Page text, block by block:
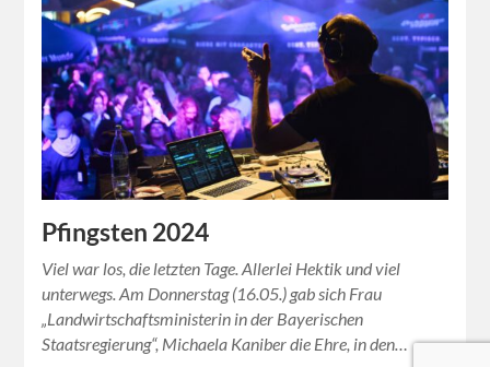
Pfingsten 2024
Viel war los, die letzten Tage. Allerlei Hektik und viel
unterwegs. Am Donnerstag (16.05.) gab sich Frau
„Landwirtschaftsministerin in der Bayerischen
Staatsregierung“, Michaela Kaniber die Ehre, in den…